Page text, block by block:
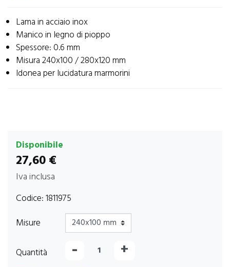
Lama in acciaio inox
Manico in legno di pioppo
Spessore: 0.6 mm
Misura 240x100 / 280x120 mm
Idonea per lucidatura marmorini
Disponibile
27,60 €
Iva inclusa
Codice:1811975
Misure
Quantità - +